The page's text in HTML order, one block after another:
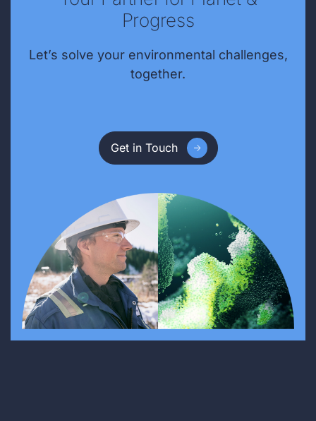
Progress
Let’s solve your environmental challenges,
together.
Get in Touch